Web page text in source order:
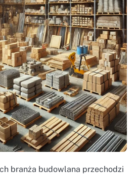
branża budowlana przechodzi